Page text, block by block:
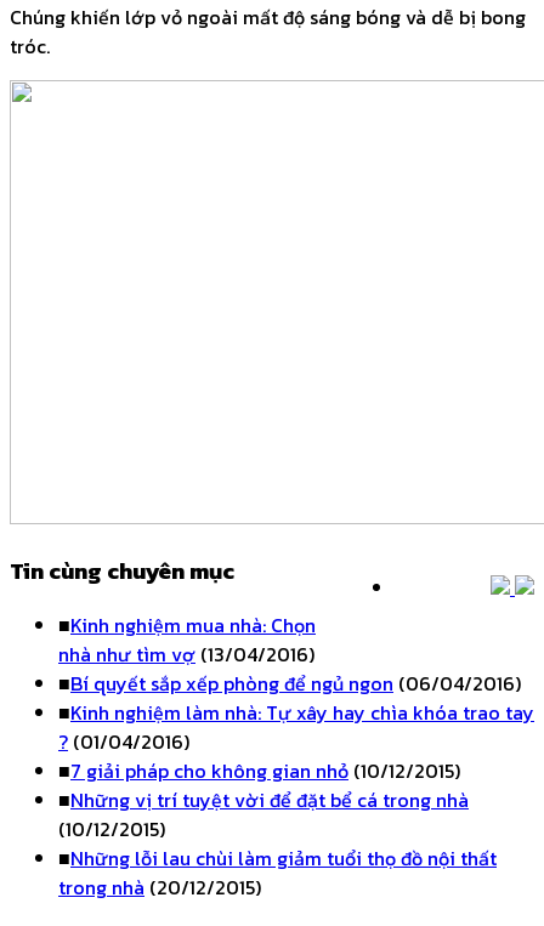
Chúng khiến lớp vỏ ngoài mất độ sáng bóng và dễ bị bong
tróc.
Tin cùng chuyên mục
■Kinh nghiệm mua nhà: Chọn
nhà như tìm vợ (13/04/2016)
■Bí quyết sắp xếp phòng để ngủ ngon (06/04/2016)
■Kinh nghiệm làm nhà: Tự xây hay chìa khóa trao tay
? (01/04/2016)
■7 giải pháp cho không gian nhỏ (10/12/2015)
■Những vị trí tuyệt vời để đặt bể cá trong nhà
(10/12/2015)
■Những lỗi lau chùi làm giảm tuổi thọ đồ nội thất
trong nhà (20/12/2015)